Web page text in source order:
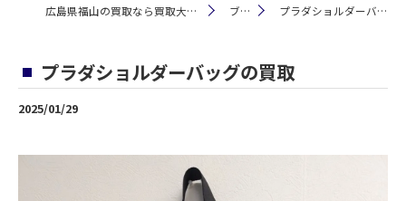
広島県福山の買取なら買取大吉 福山多治米店 ブログ プラダショルダーバッグの買取
プラダショルダーバッグの買取
2025/01/29